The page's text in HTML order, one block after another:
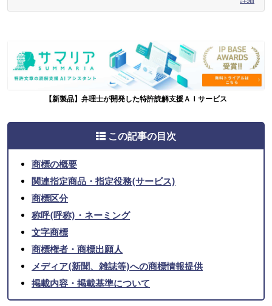
【新製品】弁理士が開発した特許読解支援ＡＩサービス
この記事の目次
商標の概要
関連指定商品・指定役務(サービス)
商標区分
称呼(呼称)・ネーミング
文字商標
商標権者・商標出願人
メディア(新聞、雑誌等)への商標情報提供
掲載内容・掲載基準について